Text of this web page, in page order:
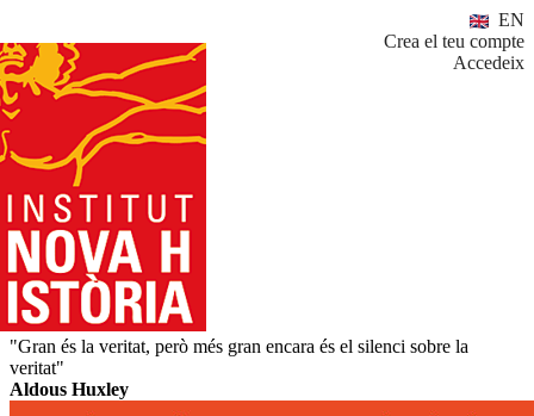
EN
Crea el teu compte
Accedeix
"Gran és la veritat, però més gran encara és el silenci sobre la
veritat"
Aldous Huxley